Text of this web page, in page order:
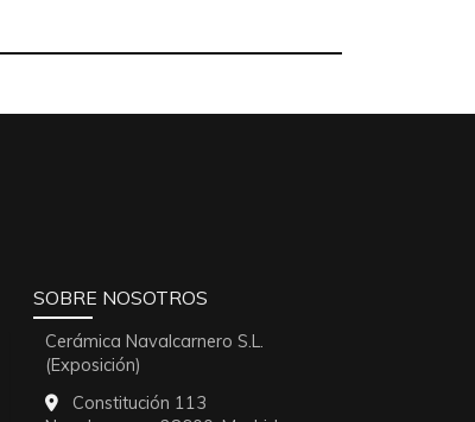
SOBRE NOSOTROS
Cerámica Navalcarnero S.L.
(Exposición)
Constitución 113